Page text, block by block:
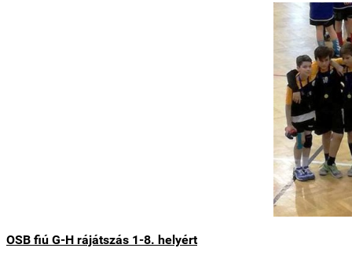
OSB fiú G-H rájátszás 1-8. helyért